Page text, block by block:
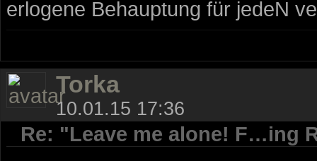
erlogene Behauptung für jedeN
Torka
10.01.15 17:36
Re: "Leave me alone! F…ing